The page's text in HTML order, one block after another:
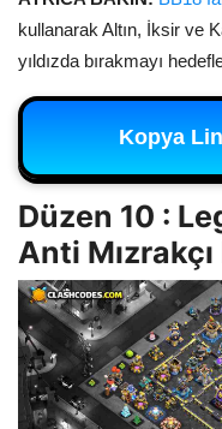
kullanarak Altın, İksir ve
yıldızda bırakmayı
Kopya
Düzen 10 :
Anti